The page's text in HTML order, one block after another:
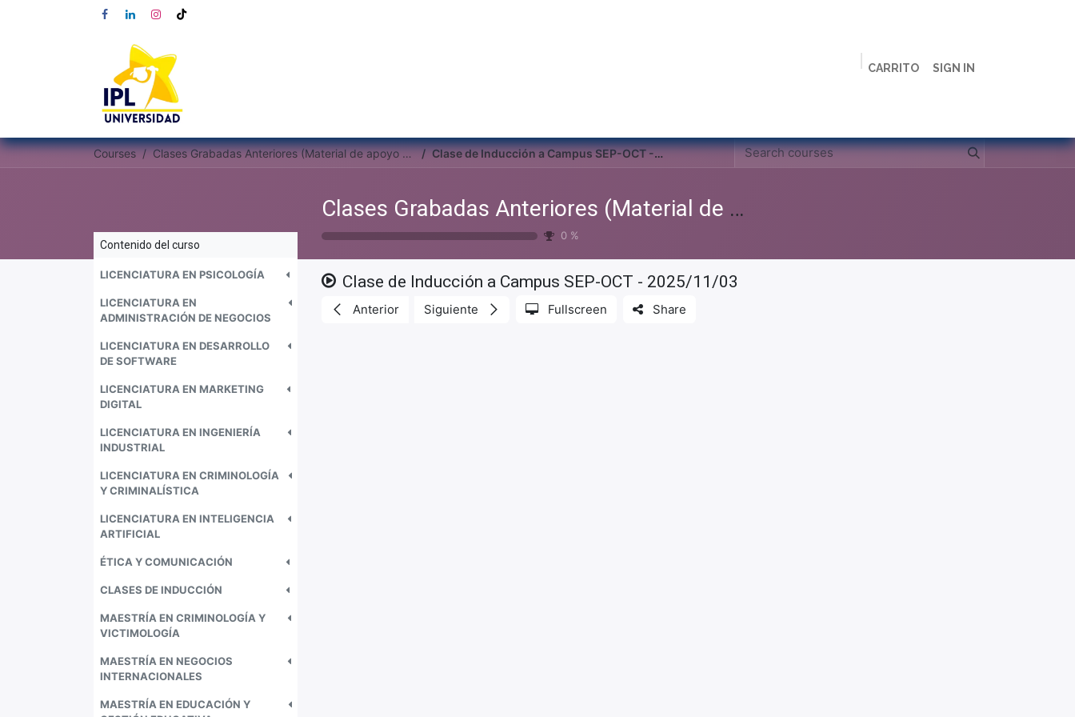
CARRITO SIGN IN
Courses Clases Grabadas Anteriores (Material de apoyo para alumnos) Clase de Inducción a Campus SEP-OCT - 2025/11/03
Clases Grabadas Anteriores (Material de apoyo para alumnos)
0 %
Contenido del curso
LICENCIATURA EN PSICOLOGÍA
LICENCIATURA EN
ADMINISTRACIÓN DE NEGOCIOS
LICENCIATURA EN DESARROLLO
DE SOFTWARE
LICENCIATURA EN MARKETING
DIGITAL
LICENCIATURA EN INGENIERÍA
INDUSTRIAL
LICENCIATURA EN CRIMINOLOGÍA
Y CRIMINALÍSTICA
LICENCIATURA EN INTELIGENCIA
ARTIFICIAL
ÉTICA Y COMUNICACIÓN
CLASES DE INDUCCIÓN
MAESTRÍA EN CRIMINOLOGÍA Y
VICTIMOLOGÍA
MAESTRÍA EN NEGOCIOS
INTERNACIONALES
MAESTRÍA EN EDUCACIÓN Y
Clase de Inducción a Campus SEP-OCT - 2025/11/03
Anterior Siguiente Fullscreen Share